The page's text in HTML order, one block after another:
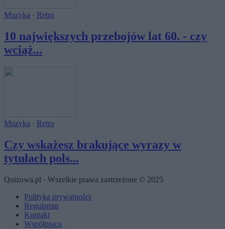
Muzyka · Retro
10 największych przebojów lat 60. - czy
wciąż...
Muzyka · Retro
Czy wskażesz brakujące wyrazy w
tytułach pols...
Quizowa.pl · Wszelkie prawa zastrzeżone © 2025
Polityka prywatności
Regulamin
Kontakt
Współpraca